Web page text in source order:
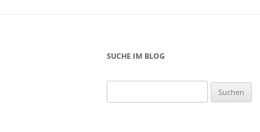
SUCHE IM BLOG
nach: